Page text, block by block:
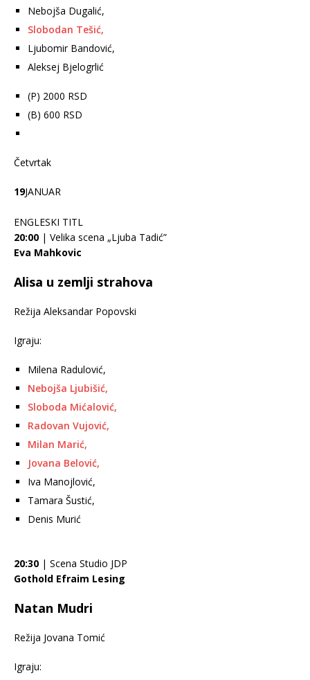
Nebojša Dugalić,
Slobodan Tešić,
Ljubomir Bandović,
Aleksej Bjelogrlić
(P) 2000 RSD
(B) 600 RSD
Četvrtak
19JANUAR
ENGLESKI TITL
20:00 | Velika scena „Ljuba Tadić”
Eva Mahkovic
Alisa u zemlji strahova
Režija Aleksandar Popovski
Igraju:
Milena Radulović,
Nebojša Ljubišić,
Sloboda Mićalović,
Radovan Vujović,
Milan Marić,
Jovana Belović,
Iva Manojlović,
Tamara Šustić,
Denis Murić
20:30 | Scena Studio JDP
Gothold Efraim Lesing
Natan Mudri
Režija Jovana Tomić
Igraju: